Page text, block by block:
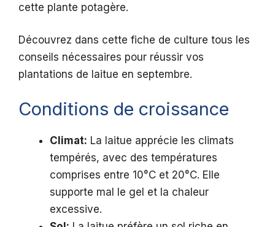
cette plante potagère.
Découvrez dans cette fiche de culture tous les
conseils nécessaires pour réussir vos
plantations de laitue en septembre.
Conditions de croissance
Climat: La laitue apprécie les climats
tempérés, avec des températures
comprises entre 10°C et 20°C. Elle
supporte mal le gel et la chaleur
excessive.